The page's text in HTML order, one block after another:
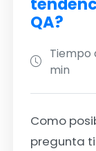
QA?
Tiempo
min
Como
pregunta